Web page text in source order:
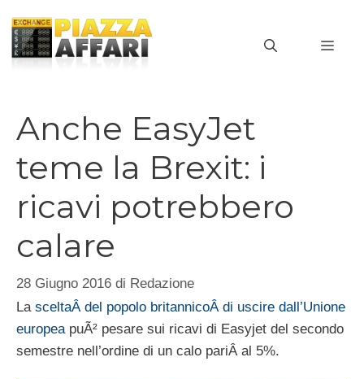
contenuto
Anche EasyJet
teme la Brexit: i
ricavi potrebbero
calare
28 Giugno 2016 di Redazione
La sceltaÂ del popolo britannicoÂ di uscire dall’Unione
europeapuÃ² pesare sui ricavi di Easyjet del secondo
semestre nell’ordine di un calo pariÂ al 5%.